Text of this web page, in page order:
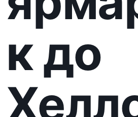
Запрошуємо вас на містичні
благодійні заходи до
загадкового свята Хелловіну!
Пориньте у світ магії та